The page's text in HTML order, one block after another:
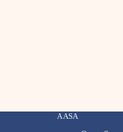
A ASA